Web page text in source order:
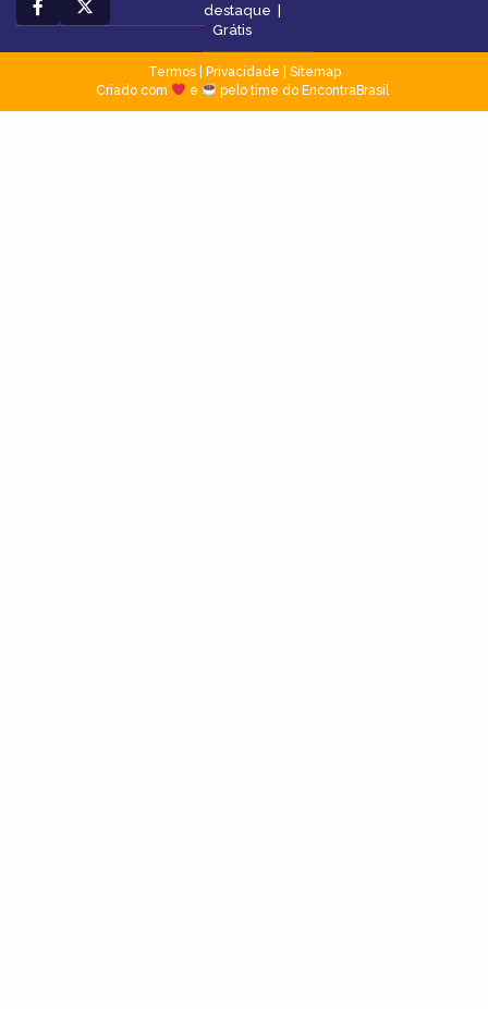
destaque |
Grátis
Termos| Privacidade
Sitemap
Criado com
e pelo time do EncontraBrasil